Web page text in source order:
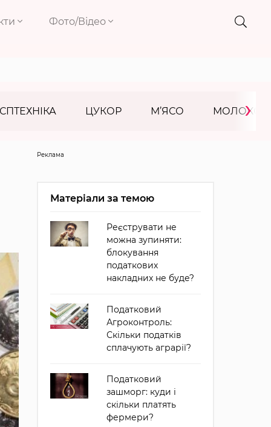
Фото/Відео
ЦУКОР М’ЯСО МОЛОКО
›
Реклама
Матеріали за темою
Реєструвати не
можна зупиняти:
блокування
податкових
накладних не буде?
Податковий
Агроконтроль:
Скільки податків
сплачують аграрії?
Податковий
зашморг: куди і
скільки платять
фермери?